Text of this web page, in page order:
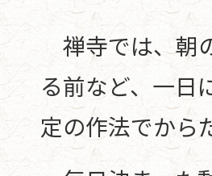
禅寺では、朝
る前など、一日
定の作法でから